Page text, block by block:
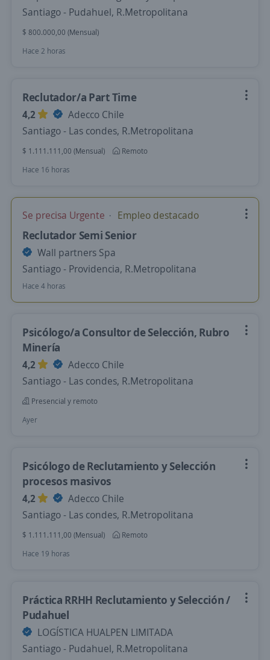
Santiago - Pudahuel, R.Metropolitana
$ 800.000,00 (Mensual)
Hace 2 horas
Reclutador/a Part Time
4,2
Adecco Chile
Santiago - Las condes, R.Metropolitana
$ 1.111.111,00 (Mensual)
Remoto
Hace 16 horas
Se precisa Urgente Empleo destacado
Reclutador Semi Senior
Wall partners Spa
Santiago - Providencia, R.Metropolitana
Hace 4 horas
Psicólogo/a Consultor de Selección, Rubro
Minería
4,2
Adecco Chile
Santiago - Las condes, R.Metropolitana
Presencial y remoto
Ayer
Psicólogo de Reclutamiento y Selección
procesos masivos
4,2
Adecco Chile
Santiago - Las condes, R.Metropolitana
$ 1.111.111,00 (Mensual)
Remoto
Hace 19 horas
Práctica RRHH Reclutamiento y Selección /
Pudahuel
LOGÍSTICA HUALPEN LIMITADA
Santiago - Pudahuel, R.Metropolitana